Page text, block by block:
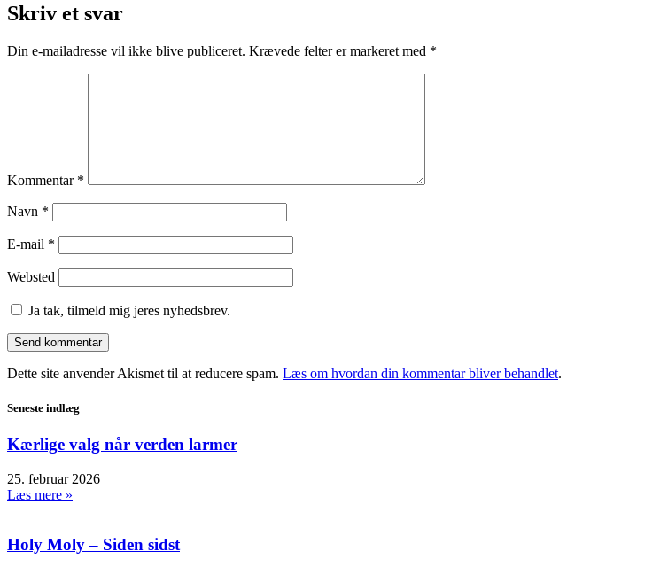
Skriv et svar
Din e-mailadresse vil ikke blive publiceret. Krævede felter er markeret med *
Kommentar *
Navn *
E-mail *
Websted
Ja tak, tilmeld mig jeres nyhedsbrev.
Dette site anvender Akismet til at reducere spam. Læs om hvordan din kommentar bliver behandlet.
Seneste indlæg
Kærlige valg når verden larmer
25. februar 2026
Læs mere »
Holy Moly – Siden sidst